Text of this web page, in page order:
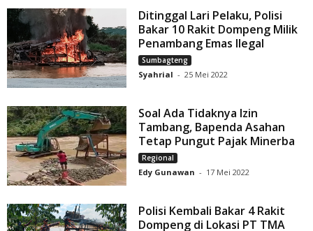
Ditinggal Lari Pelaku, Polisi
Bakar 10 Rakit Dompeng Milik
Penambang Emas Ilegal
Sumbagteng
Syahrial - 25 Mei 2022
Soal Ada Tidaknya Izin
Tambang, Bapenda Asahan
Tetap Pungut Pajak Minerba
Regional
Edy Gunawan - 17 Mei 2022
Polisi Kembali Bakar 4 Rakit
Dompeng di Lokasi PT TMA